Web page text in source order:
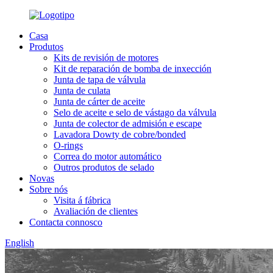
Casa
Produtos
Kits de revisión de motores
Kit de reparación de bomba de inxección
Junta de tapa de válvula
Junta de culata
Junta de cárter de aceite
Selo de aceite e selo de vástago da válvula
Junta de colector de admisión e escape
Lavadora Dowty de cobre/bonded
O-rings
Correa do motor automático
Outros produtos de selado
Novas
Sobre nós
Visita á fábrica
Avaliación de clientes
Contacta connosco
English